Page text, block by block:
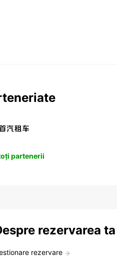
partenerii
rezervarea ta
rezervare